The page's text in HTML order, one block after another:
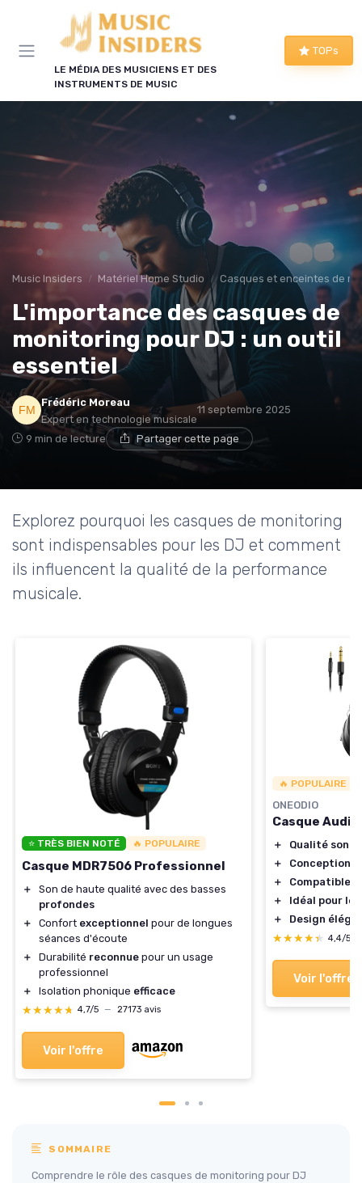
LE MÉDIA DES MUSICIENS ET DES
INSTRUMENTS DE MUSIC
TOPs
Music Insiders Matériel Home Studio Casques et enceintes de
L'importance des casques de
monitoring pour DJ : un outil
essentiel
Frédéric Moreau
Expert en technologie musicale
11 septembre 2025
9 min de lecture Partager cette page
Explorez pourquoi les casques de monitoring
sont indispensables pour les DJ et comment
ils influencent la qualité de la performance
musicale.
⭐ TRÈS BIEN NOTÉ 🔥 POPULAIRE
Casque MDR7506 Professionnel
＋
Son de haute qualité avec des basses
profondes
＋
Confort exceptionnel pour de longues
séances d'écoute
＋
Durabilité reconnue pour un usage
professionnel
＋
Isolation phonique efficace
★★★★★
★★★★★ 4,7/5 — 27173 avis
Voir l'offre
🔥 POPULAIRE
ONEODIO
Casque
＋
Qualité
＋
Conception
＋
Compatible
＋
Idéal pour
＋
Design
★★★★★
★★★★★ 4,4/5
Voir l'offre
SOMMAIRE
Comprendre le rôle des casques de monitoring pour DJ
Panneau de gestion des cookies